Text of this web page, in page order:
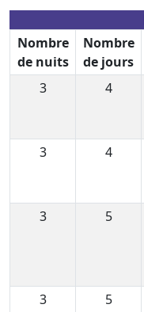
Nombre
de nuits
Nombre
de jours
3
4
3
4
3
5
3
5